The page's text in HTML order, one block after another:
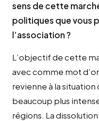
sens de cette
politiques que vous
l’association ?
L’objectif de cette
avec comme mot
revienne à la
beaucoup plus
régions. La